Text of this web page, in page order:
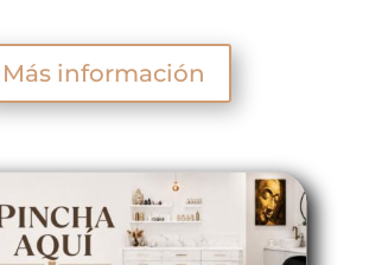
Más información